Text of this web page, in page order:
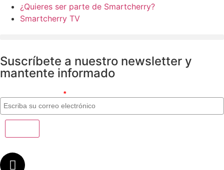
¿Quieres ser parte de Smartcherry?
Smartcherry TV
Suscríbete a nuestro newsletter y
mantente informado
*